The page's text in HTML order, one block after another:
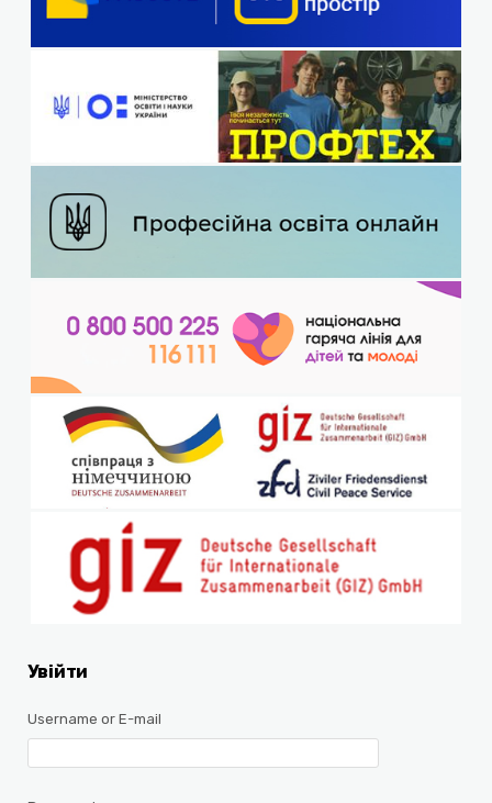
Увійти
Username or E-mail